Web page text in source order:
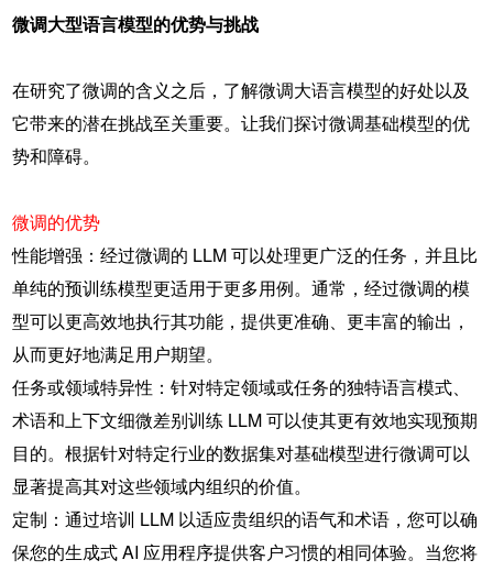
微调大型语言模型的优势与挑战
在研究了微调的含义之后，了解微调大语言模型的好处以及
它带来的潜在挑战至关重要。让我们探讨微调基础模型的优
势和障碍。
微调的优势
性能增强：经过微调的 LLM 可以处理更广泛的任务，并且比
单纯的预训练模型更适用于更多用例。通常，经过微调的模
型可以更高效地执行其功能，提供更准确、更丰富的输出，
从而更好地满足用户期望。
任务或领域特异性：针对特定领域或任务的独特语言模式、
术语和上下文细微差别训练 LLM 可以使其更有效地实现预期
目的。根据针对特定行业的数据集对基础模型进行微调可以
显著提高其对这些领域内组织的价值。
定制：通过培训 LLM 以适应贵组织的语气和术语，您可以确
保您的生成式 AI 应用程序提供客户习惯的相同体验。当您将